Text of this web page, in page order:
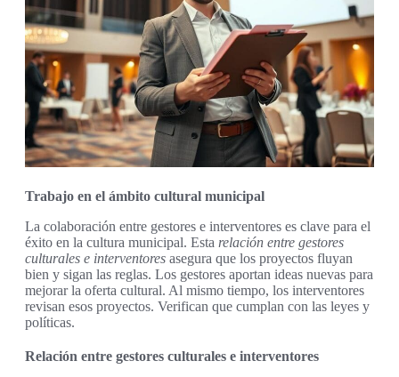
Trabajo en el ámbito cultural municipal
La colaboración entre gestores e interventores es clave para el
éxito en la cultura municipal. Esta relación entre gestores
culturales e interventores asegura que los proyectos fluyan
bien y sigan las reglas. Los gestores aportan ideas nuevas para
mejorar la oferta cultural. Al mismo tiempo, los interventores
revisan esos proyectos. Verifican que cumplan con las leyes y
políticas.
Relación entre gestores culturales e interventores